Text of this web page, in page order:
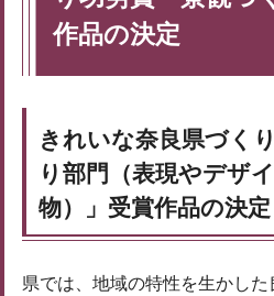
作品の決定
きれいな奈良県づく
り部門（表現やデザ
物）」受賞作品の決定
県では、地域の特性を生かし